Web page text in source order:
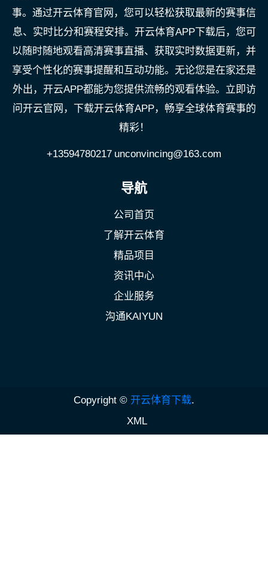
事。通过开云体育官网，您可以轻松获取最新的赛事信
息、实时比分和赛程安排。开云体育APP下载后，您可
以随时随地观看高清赛事直播、获取实时数据更新，并
享受个性化的赛事提醒和互动功能。无论您是在家还是
外出，开云APP都能为您提供流畅的观看体验。立即访
问开云官网，下载开云体育APP，畅享全球体育赛事的
精彩！
+13594780217 unconvincing@163.com
导航
公司首页
了解开云体育
精品项目
资讯中心
企业服务
沟通KAIYUN
Copyright © 开云体育下载.
XML